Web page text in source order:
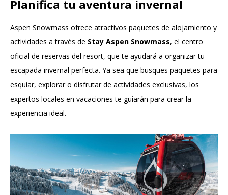
Planifica tu aventura invernal
Aspen Snowmass ofrece atractivos paquetes de alojamiento y
actividades a través de Stay Aspen Snowmass, el centro
oficial de reservas del resort, que te ayudará a organizar tu
escapada invernal perfecta. Ya sea que busques paquetes para
esquiar, explorar o disfrutar de actividades exclusivas, los
expertos locales en vacaciones te guiarán para crear la
experiencia ideal.